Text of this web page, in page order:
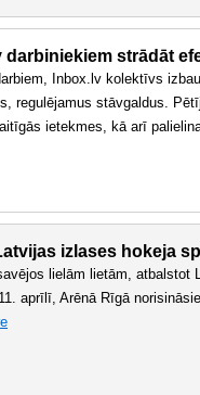
strādāt
Inbox.lv kolektīvs
regulējamus stāvgaldus.
ietekmes, kā arī
izlases hokeja
lielām lietām, atbalstot
aprīlī, Arēnā Rīgā